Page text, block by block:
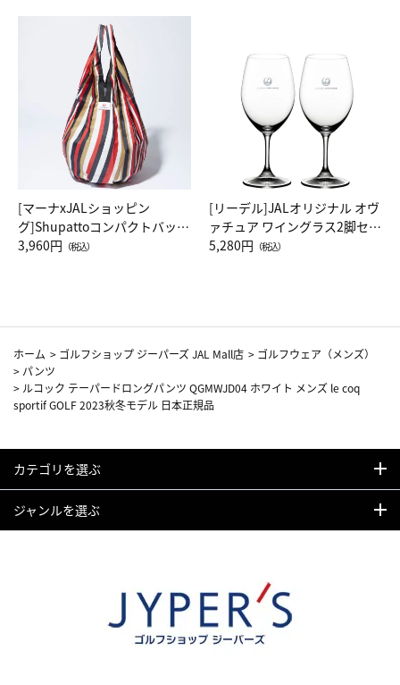
[マーナxJALショッピン
グ]Shupattoコンパクトバッグ
Drop JAL客室乗務員（LC）ス
3,960円 （税込）
[リーデル]JALオリジナル オヴ
ァチュア ワイングラス2脚セッ
ト（レッドワイン）
5,280円 （税込）
ホーム > ゴルフショップ ジーパーズ JAL Mall店 > ゴルフウェア（メンズ）
> パンツ
> ルコック テーパードロングパンツ QGMWJD04 ホワイト メンズ le coq
sportif GOLF 2023秋冬モデル 日本正規品
カテゴリを選ぶ
ジャンルを選ぶ